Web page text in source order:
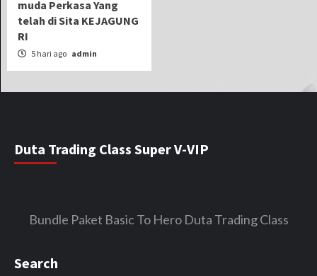
muda Perkasa Yang
telah di Sita KEJAGUNG
RI
5 hari ago admin
Duta Trading Class Super V-VIP
Bundle Paket Basic To Hero Duta Trading Class
Search